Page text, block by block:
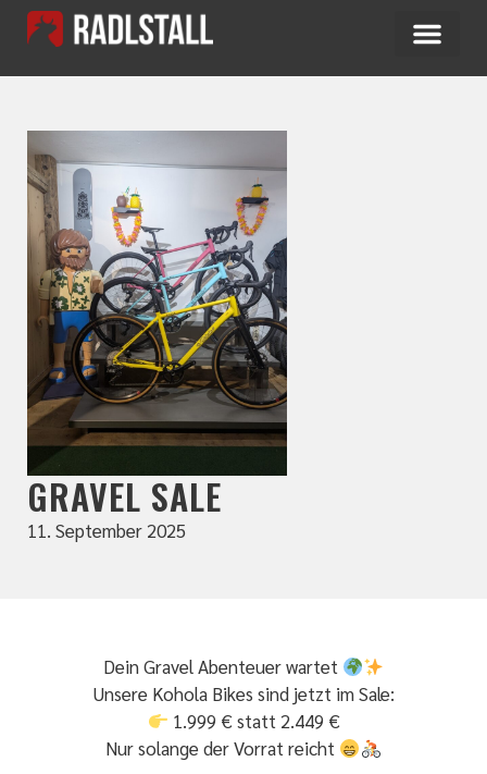
GRAVEL SALE
11. September 2025
Dein Gravel Abenteuer wartet
Unsere Kohola Bikes sind jetzt im Sale:
1.999 € statt 2.449 €
Nur solange der Vorrat reicht